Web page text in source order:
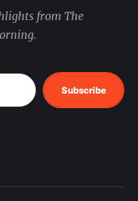
from The
Subscribe